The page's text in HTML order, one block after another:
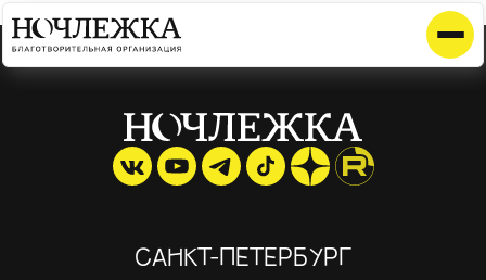
Элемент не найден!
САНКТ-ПЕТЕРБУРГ